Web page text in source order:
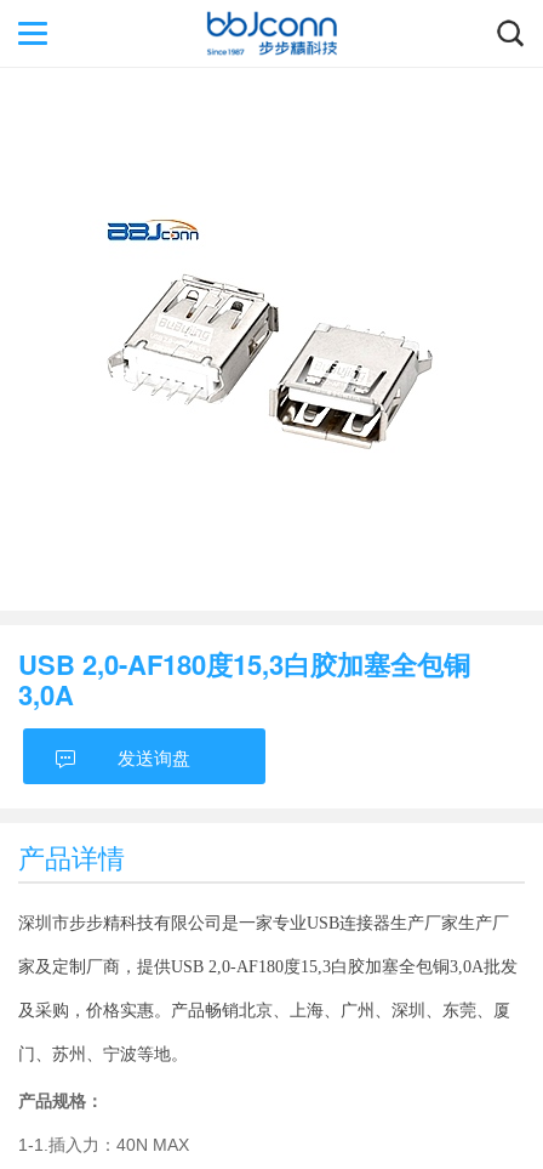
USB 2,0-AF180度15,3白胶加塞全包铜
3,0A
发送询盘
产品详情
深圳市步步精科技有限公司是一家专业USB连接器生产厂家生产厂
家及定制厂商，提供USB 2,0-AF180度15,3白胶加塞全包铜3,0A批发
及采购，价格实惠。产品畅销北京、上海、广州、深圳、东莞、厦
门、苏州、宁波等地。
产品规格：
1-1. 插入力： 40N MAX